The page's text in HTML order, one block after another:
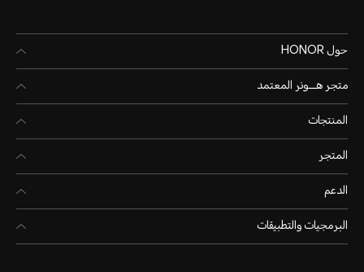
حول HONOR
متجر هـــونر المعتمد
المنتجات
المتجر
الدعم
البرمجيات والتطبيقات